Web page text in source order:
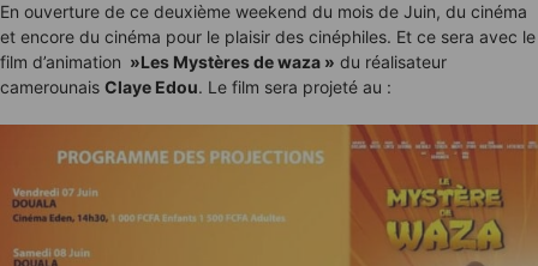
En ouverture de ce deuxième weekend du mois de Juin, du cinéma
et encore du cinéma pour le plaisir des cinéphiles. Et ce sera avec le
film d’animation »Les Mystères de waza » du réalisateur
camerounais Claye Edou. Le film sera projeté au :